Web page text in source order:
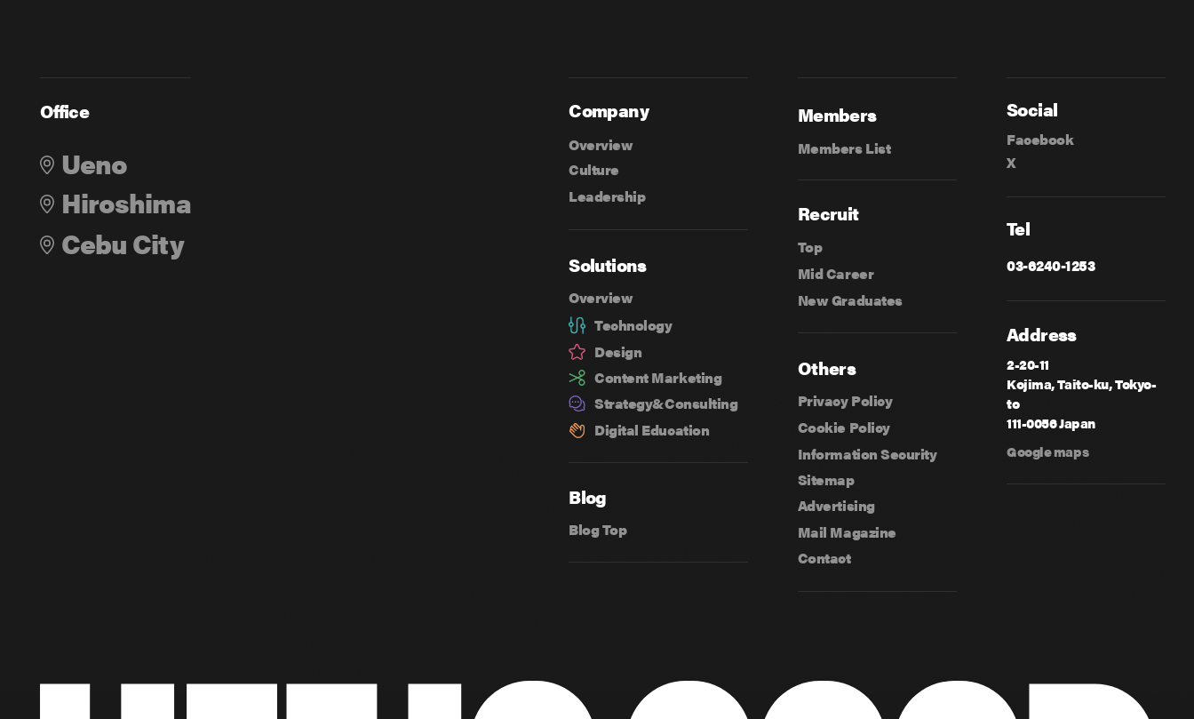
Office
Ueno
Hiroshima
Cebu City
Company
Overview
Culture
Leadership
Solutions
Overview
Technology
Design
Content Marketing
Strategy&Consulting
Digital Education
Blog
Blog Top
Members
Members List
Recruit
Top
Mid Career
New Graduates
Others
Privacy Policy
Cookie Policy
Information Security
Sitemap
Advertising
Mail Magazine
Contact
Social
Facebook
X
Tel
03-6240-1253
Address
2-20-11
Kojima, Taito-ku, Tokyo-
to
111-0056 Japan
Google maps